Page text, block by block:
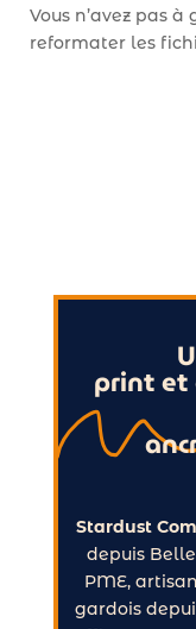
Vous n’avez pas
reformater les
print et
Stardust
depuis
PME,
gardois